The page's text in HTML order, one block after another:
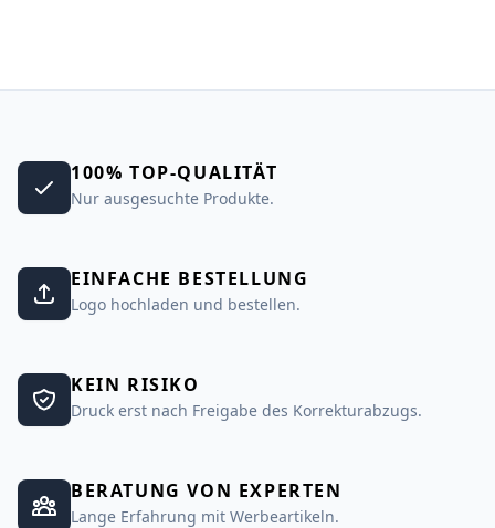
100% TOP-QUALITÄT
Nur ausgesuchte Produkte.
EINFACHE BESTELLUNG
Logo hochladen und bestellen.
KEIN RISIKO
Druck erst nach Freigabe des Korrekturabzugs.
BERATUNG VON EXPERTEN
Lange Erfahrung mit Werbeartikeln.